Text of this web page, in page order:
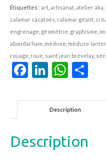
Étiquettes : art artisanat atelier aka
calamar cacatoès calamar géant
engrenage géométrie graphisme
aboudarham méduse méduse
rouage roue saint jean brévelay,
Facebook
LinkedIn
Description
Description